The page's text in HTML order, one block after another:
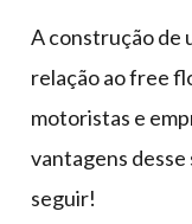
A construção de
relação ao free
motoristas e
vantagens desse
seguir!